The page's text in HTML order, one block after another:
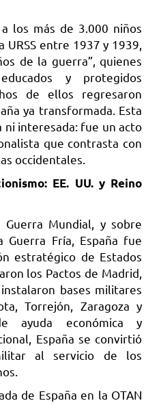
los más de 3.000 niños
entre 1937 y 1939,
de la guerra”, quienes
y protegidos
de ellos regresaron
ya transformada. Esta
ni interesada: fue un acto
que contrasta con
occidentales.
EE. UU. y Reino
Mundial, y sobre
Fría, España fue
estratégico de Estados
los Pactos de Madrid,
bases militares
Torrejón, Zaragoza y
ayuda económica y
España se convirtió
al servicio de los
de España en la OTAN